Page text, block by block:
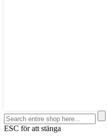
ESC för att stänga